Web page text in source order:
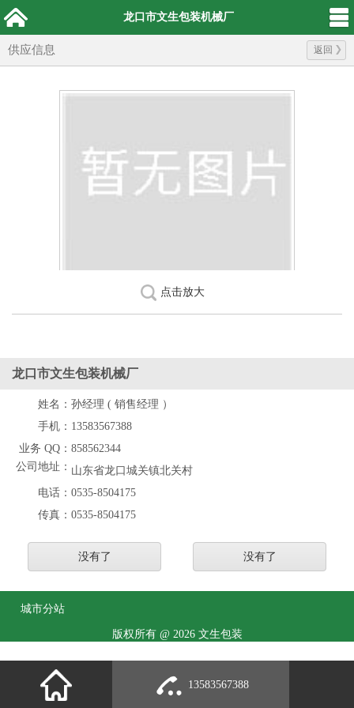
龙口市文生包装机械厂
供应信息 返回
点击放大
龙口市文生包装机械厂
姓名： 孙经理 ( 销售经理 ）
手机： 13583567388
业务 QQ： 858562344
公司地址： 山东省龙口城关镇北关村
电话： 0535-8504175
传真： 0535-8504175
没有了 没有了
城市分站
版权所有 @ 2026 文生包装
13583567388